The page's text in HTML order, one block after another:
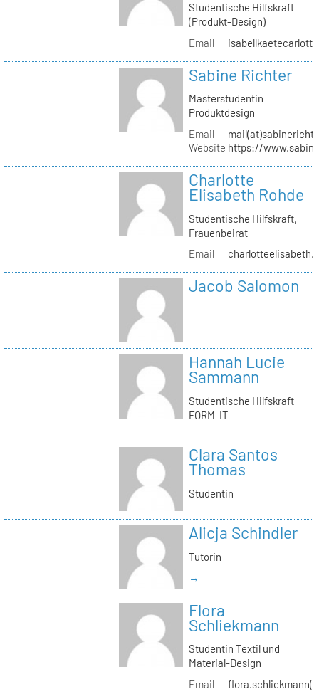
Studentische Hilfskraft
(Produkt-Design)
Email
Sabine Richter
Masterstudentin
Produktdesign
Email
Website https://
Charlotte
Elisabeth Rohde
Studentische Hilfskraft,
Frauenbeirat
Email
Jacob Salomon
Hannah Lucie
Sammann
Studentische Hilfskraft
FORM-IT
Clara Santos
Thomas
Studentin
Alicja Schindler
Tutorin
→
Flora
Schliekmann
Studentin Textil und
Material-Design
Email